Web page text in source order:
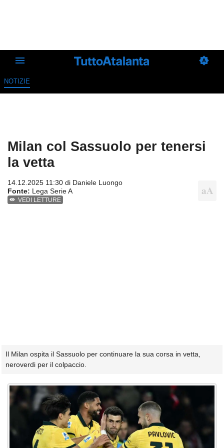
NOTIZIE
Milan col Sassuolo per tenersi
la vetta
14.12.2025 11:30 di Daniele Luongo
Fonte: Lega Serie A
VEDI LETTURE
Il Milan ospita il Sassuolo per continuare la sua corsa in vetta,
neroverdi per il colpaccio.